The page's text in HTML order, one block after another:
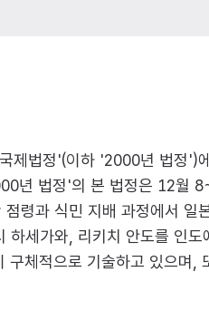
제법정'(이하 '2000년 법정')
년 법정'의 본 법정은 12월
령과 식민 지배 과정에서
세가와, 리키치 안도를 인
체적으로 기술하고 있으며